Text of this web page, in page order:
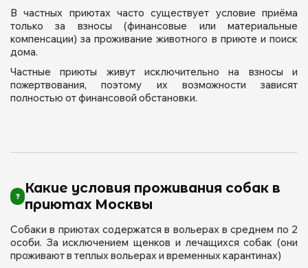
В частных приютах часто существует условие приёма
только за взносы (финансовые или материальные
компенсации) за проживание животного в приюте и поиск
дома.
Частные приюты живут исключительно на взносы и
пожертвования, поэтому их возможности зависят
полностью от финансовой обстановки.
Какие условия проживания собак в
приютах Москвы
Собаки в приютах содержатся в вольерах в среднем по 2
особи. За исключением щенков и лечащихся собак (они
проживают в теплых вольерах и временных карантинах)